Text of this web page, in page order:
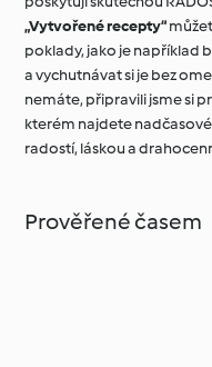
„Vytvořené recepty“
poklady, jako je například
a vychutnávat si je bez
nemáte, připravili jsme si
kterém najdete
radostí, láskou a
Prověřené časem